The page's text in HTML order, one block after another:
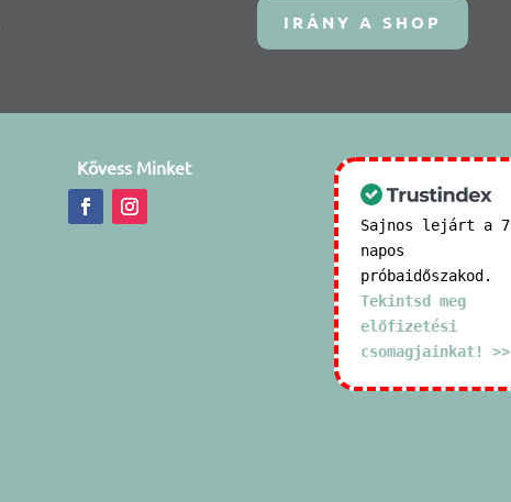
IRÁNY A SHOP
Kövess Minket
Sajnos lejárt a 7
napos
próbaidőszakod.
Tekintsd meg
előfizetési
csomagjainkat! >>